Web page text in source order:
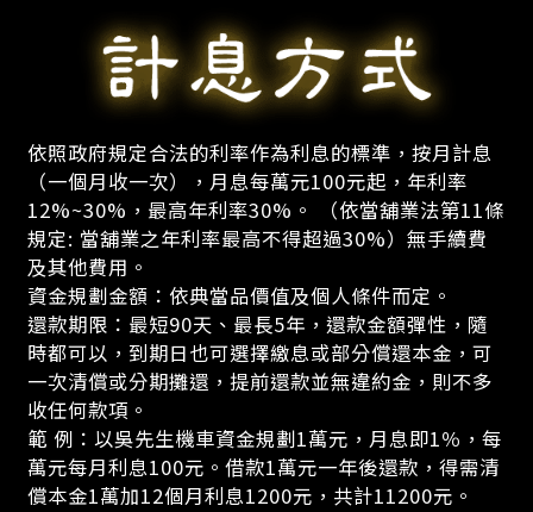
依照政府規定合法的利率作為利息的標準，按月計息
（一個月收一次），月息每萬元100元起，年利率
12%~30%，最高年利率30%。 （依當舖業法第11條
規定: 當舖業之年利率最高不得超過30%）無手續費
及其他費用。
資金規劃金額：依典當品價值及個人條件而定。
還款期限：最短90天、最長5年，還款金額彈性，隨
時都可以，到期日也可選擇繳息或部分償還本金，可
一次清償或分期攤還，提前還款並無違約金，則不多
收任何款項。
範 例：以吳先生機車資金規劃1萬元，月息即1％，每
萬元每月利息100元。借款1萬元一年後還款，得需清
償本金1萬加12個月利息1200元，共計11200元。